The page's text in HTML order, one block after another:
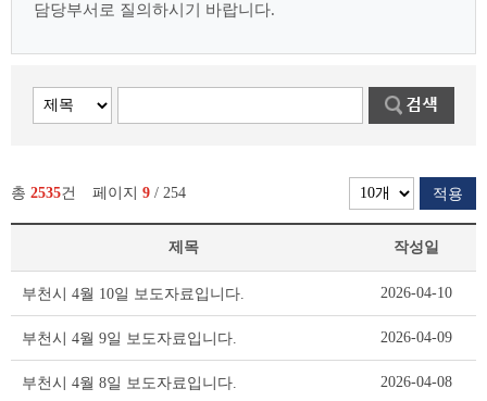
담당부서로 질의하시기 바랍니다.
총 2535건 페이지 9 / 254 적용
제목 작성일
부천시 4월 10일 보도자료입니다. 2026-04-10
부천시 4월 9일 보도자료입니다. 2026-04-09
부천시 4월 8일 보도자료입니다. 2026-04-08